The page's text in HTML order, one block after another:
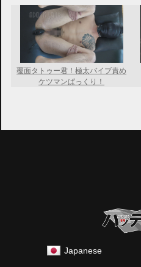
覆面タトゥー君！極太バイブ責め
ケツマンぱっくり！
Japanese